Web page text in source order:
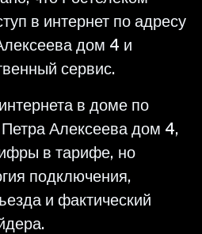
в интернет по адресу
дом 4 и
сервис.
в доме по
Алексеева дом 4,
в тарифе, но
подключения,
и фактический